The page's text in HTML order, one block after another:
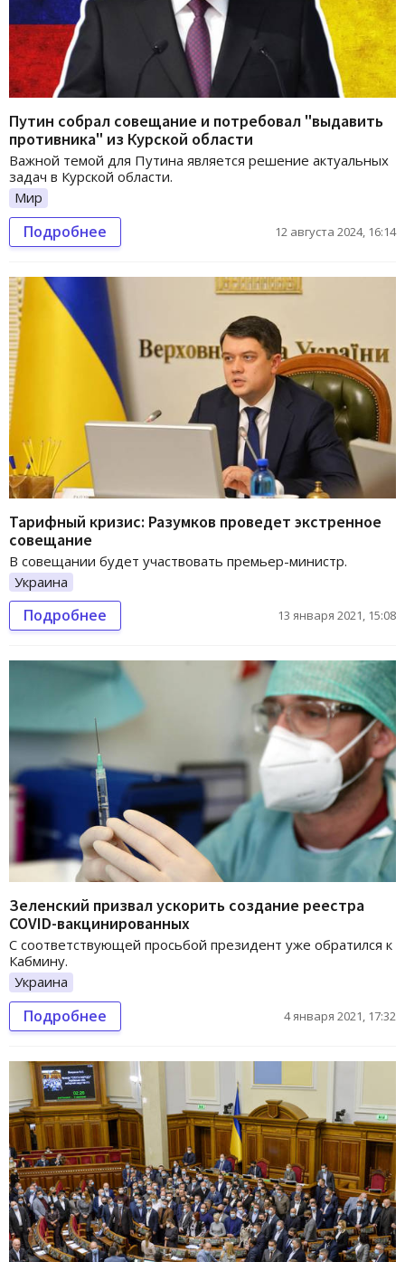
Путин собрал совещание и потребовал "выдавить
противника" из Курской области
Важной темой для Путина является решение актуальных
задач в Курской области.
Мир
Подробнее 12 августа 2024, 16:14
Тарифный кризис: Разумков проведет экстренное
совещание
В совещании будет участвовать премьер-министр.
Украина
Подробнее 13 января 2021, 15:08
Зеленский призвал ускорить создание реестра
COVID-вакцинированных
С соответствующей просьбой президент уже обратился к
Кабмину.
Украина
Подробнее 4 января 2021, 17:32